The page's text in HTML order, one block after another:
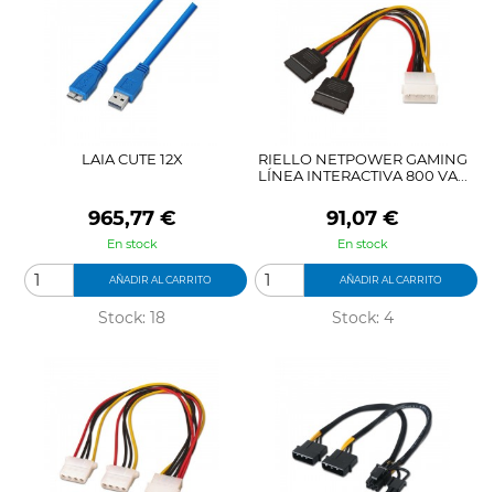
LAIA CUTE 12X
Precio
965,77 €
En stock
AÑADIR AL CARRITO
Stock: 18
RIELLO NETPOWER GAMING
LÍNEA INTERACTIVA 800 VA...
Precio
91,07 €
En stock
AÑADIR AL CARRITO
Stock: 4